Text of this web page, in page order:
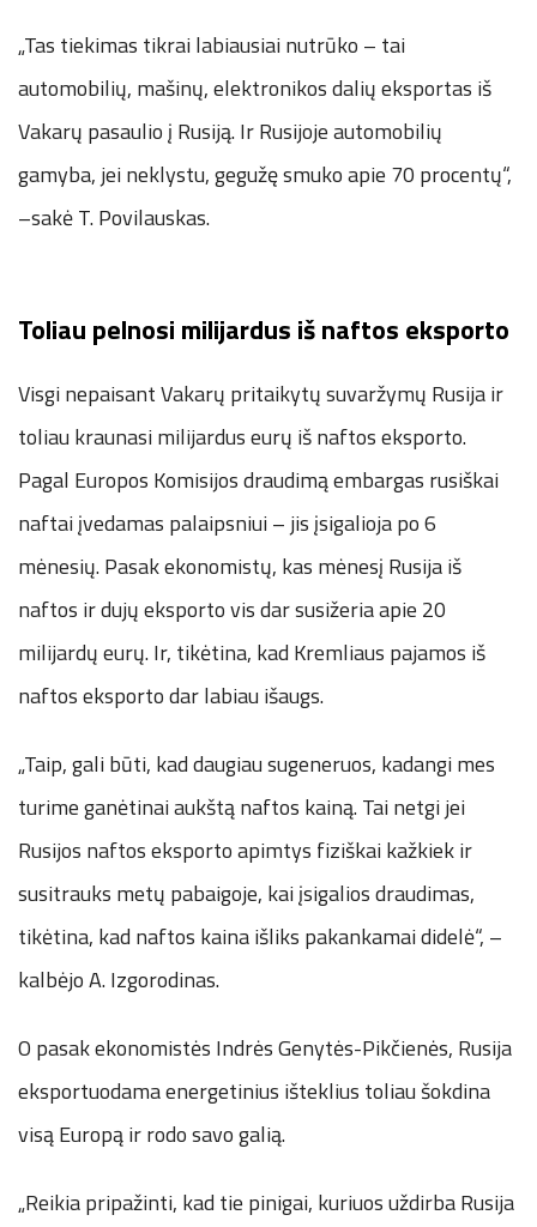
„Tas tiekimas tikrai labiausiai nutrūko – tai
automobilių, mašinų, elektronikos dalių eksportas iš
Vakarų pasaulio į Rusiją. Ir Rusijoje automobilių
gamyba, jei neklystu, gegužę smuko apie 70 procentų“,
–sakė T. Povilauskas.
Toliau pelnosi milijardus iš naftos eksporto
Visgi nepaisant Vakarų pritaikytų suvaržymų Rusija ir
toliau kraunasi milijardus eurų iš naftos eksporto.
Pagal Europos Komisijos draudimą embargas rusiškai
naftai įvedamas palaipsniui – jis įsigalioja po 6
mėnesių. Pasak ekonomistų, kas mėnesį Rusija iš
naftos ir dujų eksporto vis dar susižeria apie 20
milijardų eurų. Ir, tikėtina, kad Kremliaus pajamos iš
naftos eksporto dar labiau išaugs.
„Taip, gali būti, kad daugiau sugeneruos, kadangi mes
turime ganėtinai aukštą naftos kainą. Tai netgi jei
Rusijos naftos eksporto apimtys fiziškai kažkiek ir
susitrauks metų pabaigoje, kai įsigalios draudimas,
tikėtina, kad naftos kaina išliks pakankamai didelė“, –
kalbėjo A. Izgorodinas.
O pasak ekonomistės Indrės Genytės-Pikčienės, Rusija
eksportuodama energetinius išteklius toliau šokdina
visą Europą ir rodo savo galią.
„Reikia pripažinti, kad tie pinigai, kuriuos uždirba Rusija